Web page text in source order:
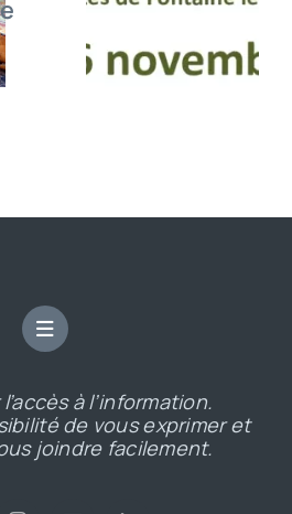
à l’information.
de vous exprimer et
joindre facilement.